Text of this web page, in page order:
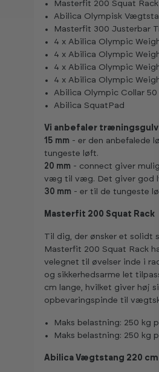
Masterfit 200 Squat Rack
Abilica Olympisk
Masterfit 300 Justerbar
4 x Abilica Olympic
4 x Abilica Olympic
4 x Abilica Olympic
4 x Abilica Olympic
Abilica Olympic Collar 50
Abilica SquatPad
Vi anbefaler træningsgulv
15 mm - er den anbefalede
tungeste løft.
20 mm - connect giver
væg til væg. Det giver god
30 mm - er til de tungeste
Masterfit 200 Squat Rack
Til dig, der ønsker et solidt
Masterfit 200 Squat Rack
velegnet til øvelser inde i
og sikkerhedsarme let
cm lange, hvilket giver høj
opbevaringspinde til
Maks belastning: 250 kg
Maks belastning: 250 kg
Abilica Vægtstang 220 cm